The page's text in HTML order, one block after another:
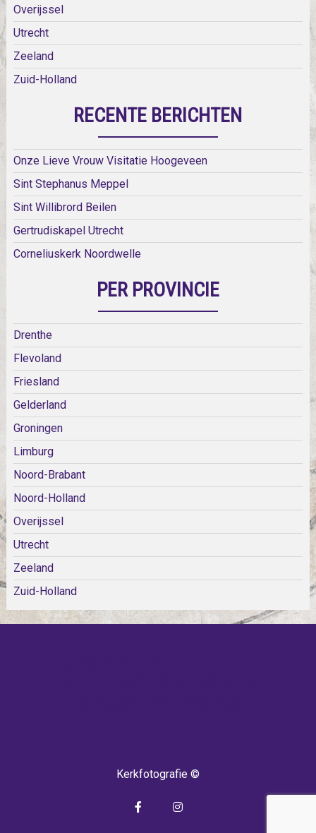
Overijssel
Utrecht
Zeeland
Zuid-Holland
RECENTE BERICHTEN
Onze Lieve Vrouw Visitatie Hoogeveen
Sint Stephanus Meppel
Sint Willibrord Beilen
Gertrudiskapel Utrecht
Corneliuskerk Noordwelle
PER PROVINCIE
Drenthe
Flevoland
Friesland
Gelderland
Groningen
Limburg
Noord-Brabant
Noord-Holland
Overijssel
Utrecht
Zeeland
Zuid-Holland
Kerkfotografie ©